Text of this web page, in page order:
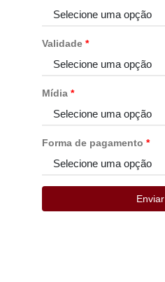
Validade *
Mídia *
Forma de pagamento *
Enviar